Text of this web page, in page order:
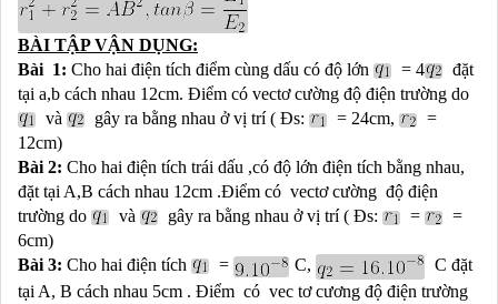
BÀI TẬP VẬN DỤNG:
Bài 1: Cho hai điện tích điểm cùng dấu có độ lớn = 4
đặt
tại a,b cách nhau 12cm. Điểm có vectơ cường độ điện trường do
và
gây ra bằng nhau ở vị trí ( Đs: = 24cm,
=
12cm)
Bài 2: Cho hai điện tích trái dấu ,có độ lớn điện tích bằng nhau,
đặt tại A,B cách nhau 12cm .Điểm có vectơ cường độ điện
trường do
và gây ra bằng nhau ở vị trí ( Đs: =
=
6cm)
Bài 3: Cho hai điện tích = C,
C đặt
tại A, B cách nhau 5cm . Điểm có vec tơ cương độ điện trường